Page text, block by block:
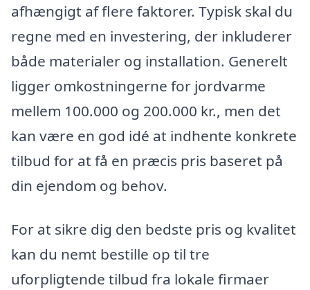
afhængigt af flere faktorer. Typisk skal du
regne med en investering, der inkluderer
både materialer og installation. Generelt
ligger omkostningerne for jordvarme
mellem 100.000 og 200.000 kr., men det
kan være en god idé at indhente konkrete
tilbud for at få en præcis pris baseret på
din ejendom og behov.
For at sikre dig den bedste pris og kvalitet
kan du nemt bestille op til tre
uforpligtende tilbud fra lokale firmaer